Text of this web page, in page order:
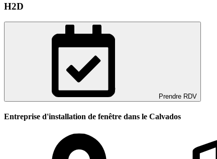
H2D
Prendre RDV
Entreprise d'installation de fenêtre dans le Calvados